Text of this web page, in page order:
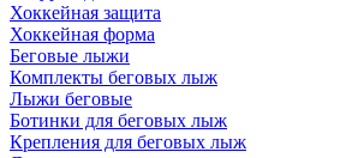
Хоккейная защита
Хоккейная форма
Беговые лыжи
Комплекты беговых лыж
Лыжи беговые
Ботинки для беговых лыж
Крепления для беговых лыж